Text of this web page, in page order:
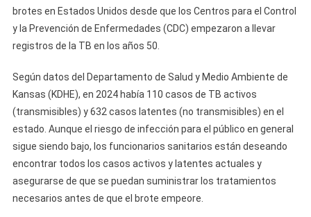
brotes en Estados Unidos desde que los Centros para el Control
y la Prevención de Enfermedades (CDC) empezaron a llevar
registros de la TB en los años 50.
Según datos del Departamento de Salud y Medio Ambiente de
Kansas (KDHE), en 2024 había 110 casos de TB activos
(transmisibles) y 632 casos latentes (no transmisibles) en el
estado. Aunque el riesgo de infección para el público en general
sigue siendo bajo, los funcionarios sanitarios están deseando
encontrar todos los casos activos y latentes actuales y
asegurarse de que se puedan suministrar los tratamientos
necesarios antes de que el brote empeore.